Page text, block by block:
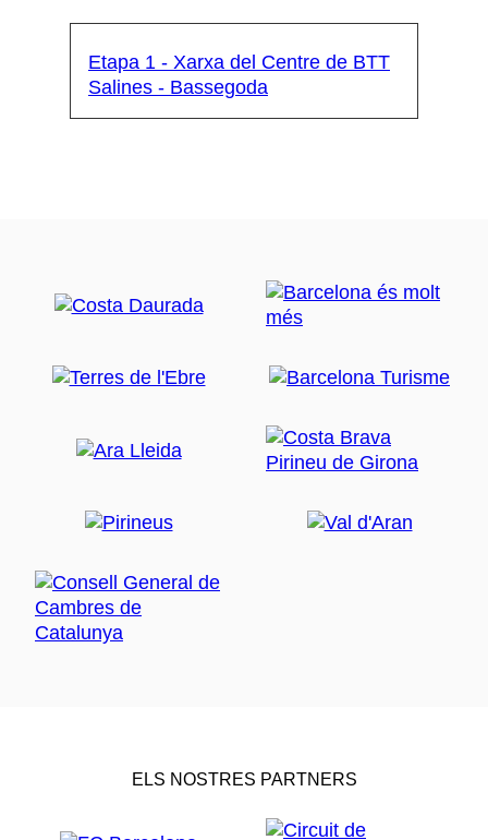
Etapa 1 - Xarxa del Centre de BTT
Salines - Bassegoda
ELS NOSTRES PARTNERS